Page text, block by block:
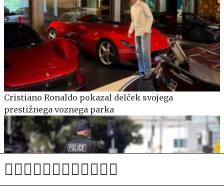
Cristiano Ronaldo pokazal delček svojega
prestižnega voznega parka